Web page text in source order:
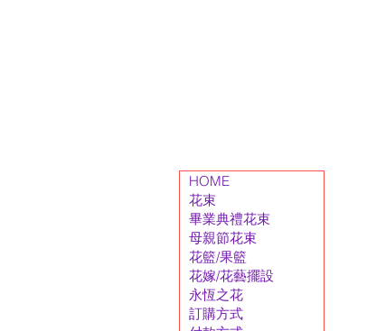
HOME
花束
畢業典禮花束
母親節花束
花籃/果籃
花嫁/花藝擺設
永恆之花
訂購方式